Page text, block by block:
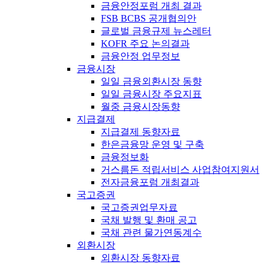
금융안정포럼 개최 결과
FSB BCBS 공개협의안
글로벌 금융규제 뉴스레터
KOFR 주요 논의결과
금융안정 업무정보
금융시장
일일 금융외환시장 동향
일일 금융시장 주요지표
월중 금융시장동향
지급결제
지급결제 동향자료
한은금융망 운영 및 구축
금융정보화
거스름돈 적립서비스 사업참여지원서
전자금융포럼 개최결과
국고증권
국고증권업무자료
국채 발행 및 환매 공고
국채 관련 물가연동계수
외환시장
외환시장 동향자료